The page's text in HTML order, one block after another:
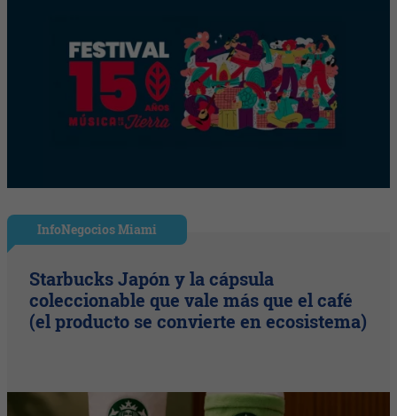
InfoNegocios Miami
Starbucks Japón y la cápsula
coleccionable que vale más que el café
(el producto se convierte en ecosistema)